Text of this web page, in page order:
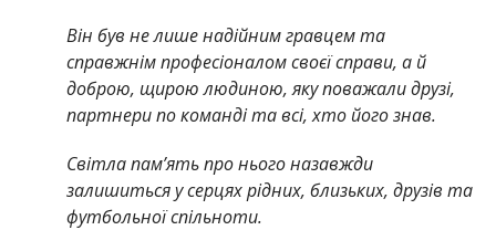
Він був не лише надійним гравцем та
справжнім професіоналом своєї справи, а й
доброю, щирою людиною, яку поважали друзі,
партнери по команді та всі, хто його знав.
Світла пам’ять про нього назавжди
залишиться у серцях рідних, близьких, друзів та
футбольної спільноти.